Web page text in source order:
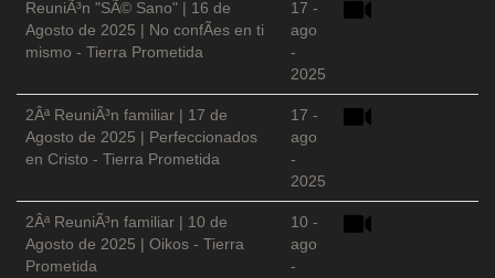
ReuniÃ³n "SÃ© Sano" | 16 de
Agosto de 2025 | No confÃ­es en ti
mismo - Tierra Prometida
17 -
ago
-
2025
2Âª ReuniÃ³n familiar | 17 de
Agosto de 2025 | Perfeccionados
en Cristo - Tierra Prometida
17 -
ago
-
2025
2Âª ReuniÃ³n familiar | 10 de
Agosto de 2025 | Oikos - Tierra
Prometida
10 -
ago
-